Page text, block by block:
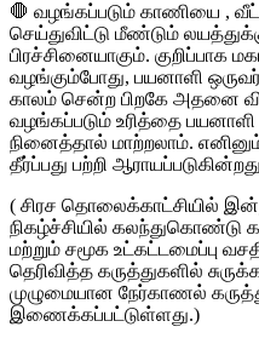
🛑 வழங்கப்படும் காணியை ,
செய்துவிட்டு மீண்டும்
பிரச்சினையாகும். குறிப்பாக
வழங்கும்போது, பயனாளி
காலம் சென்ற பிறகே அதனை
வழங்கப்படும் உரித்தை
நினைத்தால் மாற்றலாம்.
தீர்ப்பது பற்றி
( சிரச தொலைக்காட்சியில்
நிகழ்ச்சியில் கலந்துகொண்டு
மற்றும் சமூக உட்கட்டமைப்பு
தெரிவித்த கருத்துகளில்
முழுமையான நேர்காணல்
இணைக்கப்பட்டுள்ளது.)